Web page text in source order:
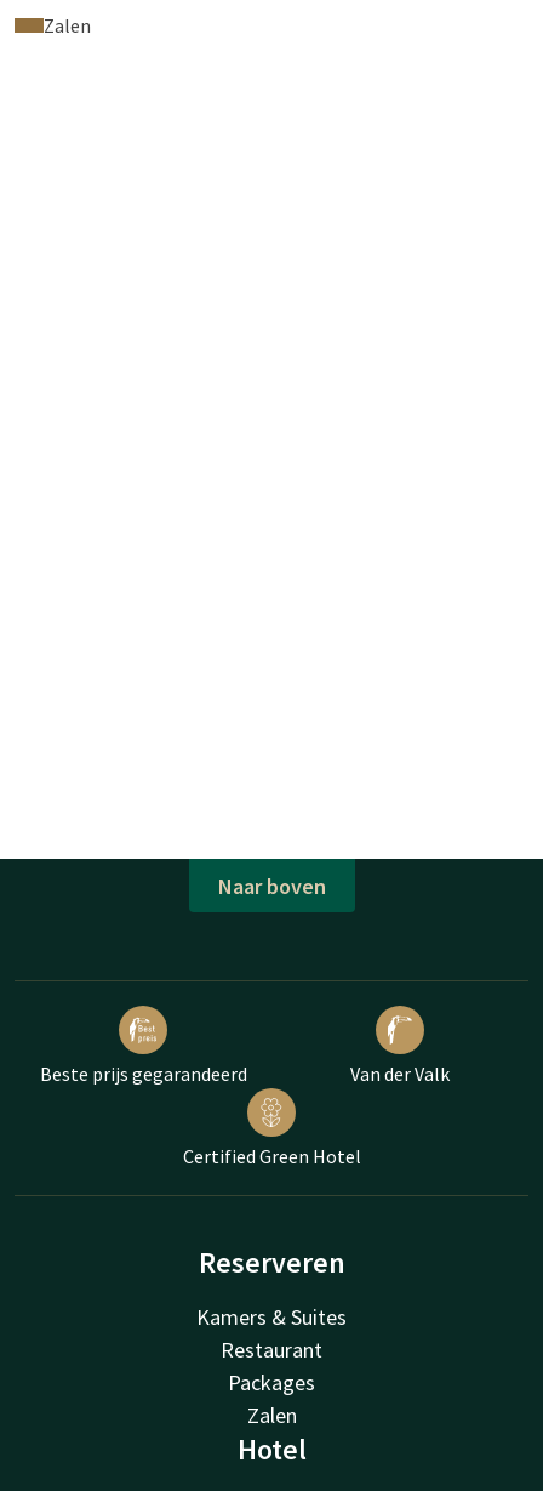
Zalen
Naar boven
Beste prijs gegarandeerd Van der Valk
Certified Green Hotel
Reserveren
Kamers & Suites
Restaurant
Packages
Zalen
Hotel